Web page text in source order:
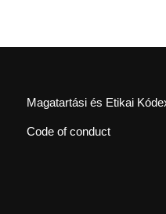
Magatartási és Etikai
Code of conduct